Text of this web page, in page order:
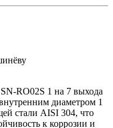
RO02S 1 на 7 выхода
диаметром 1
стали AISI 304, что
к коррозии и